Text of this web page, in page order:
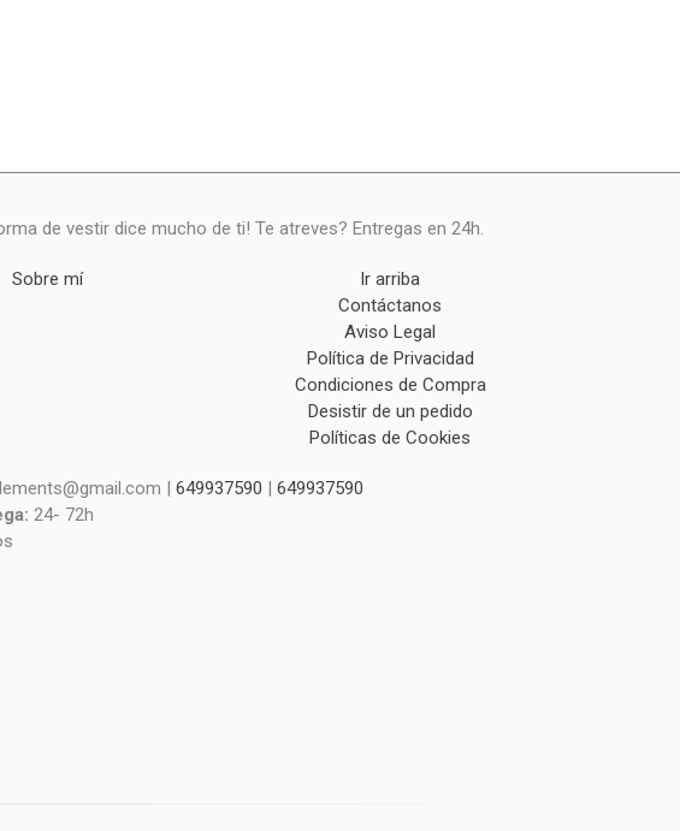
de vestir dice mucho de ti! Te atreves? Entregas en 24h.
Sobre mí
Ir arriba
Contáctanos
Aviso Legal
Política de Privacidad
Condiciones de Compra
Desistir de un pedido
Políticas de Cookies
|649937590 |649937590
24- 72h